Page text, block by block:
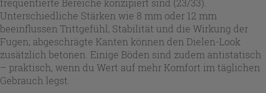
frequentierte Bereiche konzipiert sind (23/33).
Unterschiedliche Stärken wie 8 mm oder 12 mm
beeinflussen Trittgefühl, Stabilität und die Wirkung der
Fugen; abgeschrägte Kanten können den Dielen-Look
zusätzlich betonen. Einige Böden sind zudem antistatisch
– praktisch, wenn du Wert auf mehr Komfort im täglichen
Gebrauch legst.